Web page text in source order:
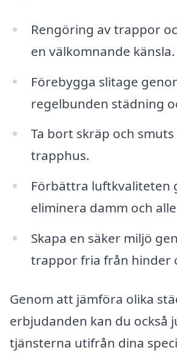
Rengöring av trappor
en välkomnande känsla.
Förebygga slitage
regelbunden städning
Ta bort skräp och smuts
trapphus.
Förbättra luftkvaliteten
eliminera damm och
Skapa en säker miljö
trappor fria från hinder
Genom att jämföra olika
erbjudanden kan du också
tjänsterna utifrån dina